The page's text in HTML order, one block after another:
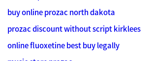
buy online prozac north dakota
prozac discount without script kirklees
online fluoxetine best buy legally